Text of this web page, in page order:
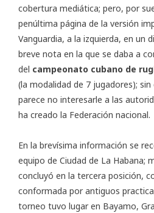
cobertura mediática; pero, por
penúltima página de la versión
Vanguardia, a la izquierda, en un
breve nota en la que se daba a
del campeonato cubano de
(la modalidad de 7 jugadores);
parece no interesarle a las
ha creado la Federación nacional.
En la brevísima información se
equipo de Ciudad de La Habana;
concluyó en la tercera posición,
conformada por antiguos
torneo tuvo lugar en Bayamo,